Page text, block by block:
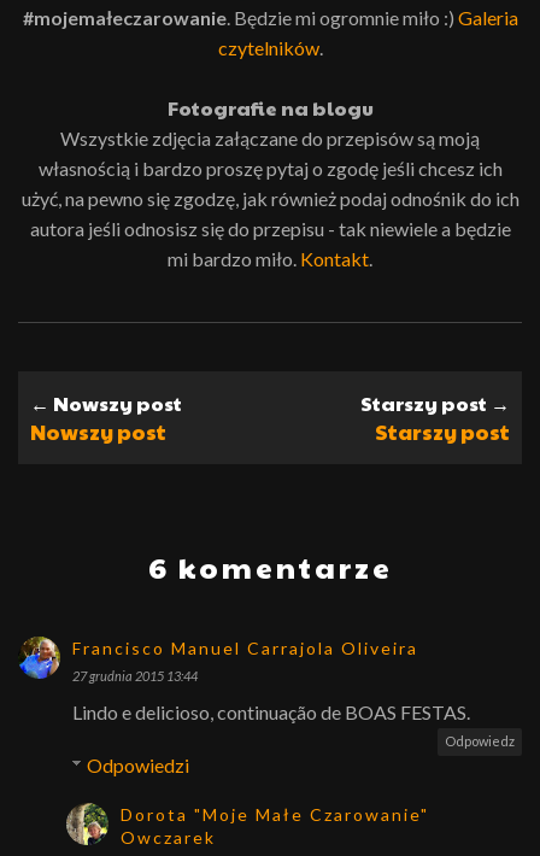
#mojemałeczarowanie. Będzie mi ogromnie miło :) Galeria
czytelników.
Fotografie na blogu
Wszystkie zdjęcia załączane do przepisów są moją
własnością i bardzo proszę pytaj o zgodę jeśli chcesz ich
użyć, na pewno się zgodzę, jak również podaj odnośnik do ich
autora jeśli odnosisz się do przepisu - tak niewiele a będzie
mi bardzo miło. Kontakt.
← Nowszy post
Nowszy post
Starszy post →
Starszy post
6 komentarze
Francisco Manuel Carrajola Oliveira
27 grudnia 2015 13:44
Lindo e delicioso, continuação de BOAS FESTAS.
Odpowiedz
Odpowiedzi
Dorota "Moje Małe Czarowanie"
Owczarek